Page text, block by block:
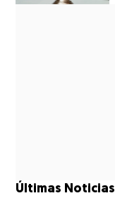
Últimas Noticias